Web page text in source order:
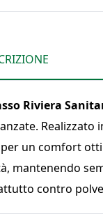
Riviera
Realizzato
un comfort
mantenendo
contro